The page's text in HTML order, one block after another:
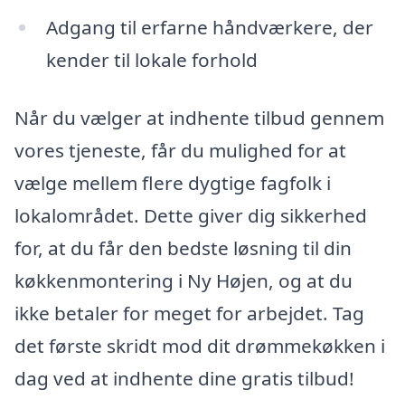
Adgang til erfarne håndværkere, der
kender til lokale forhold
Når du vælger at indhente tilbud gennem
vores tjeneste, får du mulighed for at
vælge mellem flere dygtige fagfolk i
lokalområdet. Dette giver dig sikkerhed
for, at du får den bedste løsning til din
køkkenmontering i Ny Højen, og at du
ikke betaler for meget for arbejdet. Tag
det første skridt mod dit drømmekøkken i
dag ved at indhente dine gratis tilbud!